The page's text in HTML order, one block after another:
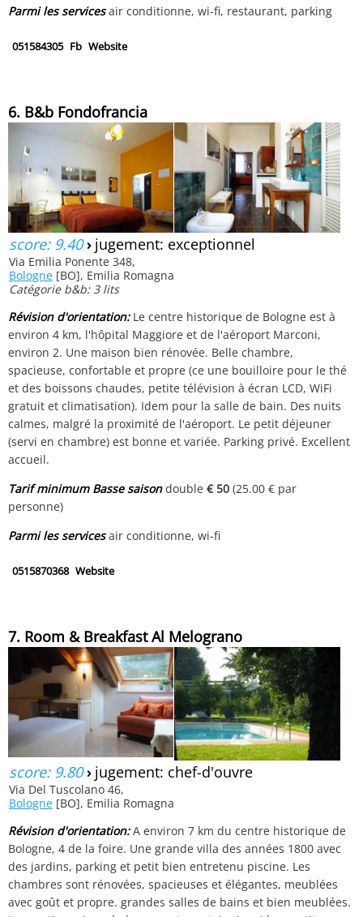
Parmi les servicesair conditionne, wi-fi, restaurant, parking
051584305 Fb Website
6. B&b Fondofrancia
score: 9.40› jugement: exceptionnel
Via Emilia Ponente 348,
Bologne [BO], Emilia Romagna
Catégorie b&b: 3 lits
Révision d'orientation:Le centre historique de Bologne est à
environ 4 km, l'hôpital Maggiore et de l'aéroport Marconi,
environ 2. Une maison bien rénovée. Belle chambre,
spacieuse, confortable et propre (ce une bouilloire pour le thé
et des boissons chaudes, petite télévision à écran LCD, WiFi
gratuit et climatisation). Idem pour la salle de bain. Des nuits
calmes, malgré la proximité de l'aéroport. Le petit déjeuner
(servi en chambre) est bonne et variée. Parking privé. Excellent
accueil.
Tarif minimum Basse saisondouble€ 50 (25.00 € par
personne)
Parmi les servicesair conditionne, wi-fi
0515870368 Website
7. Room & Breakfast Al Melograno
score: 9.80› jugement: chef-d'ouvre
Via Del Tuscolano 46,
Bologne [BO], Emilia Romagna
Révision d'orientation:A environ 7 km du centre historique de
Bologne, 4 de la foire. Une grande villa des années 1800 avec
des jardins, parking et petit bien entretenu piscine. Les
chambres sont rénovées, spacieuses et élégantes, meublées
avec goût et propre. grandes salles de bains et bien meublées.